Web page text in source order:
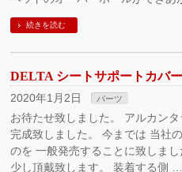
続きを読む
DELTA シートサポートカバ
2020年1月2日 パーツ
お待たせ致しました。 アルカン
完成致しました。 今までは 当社
のを 一般発売することに致しま
少し頂戴致します。 装着する側 …